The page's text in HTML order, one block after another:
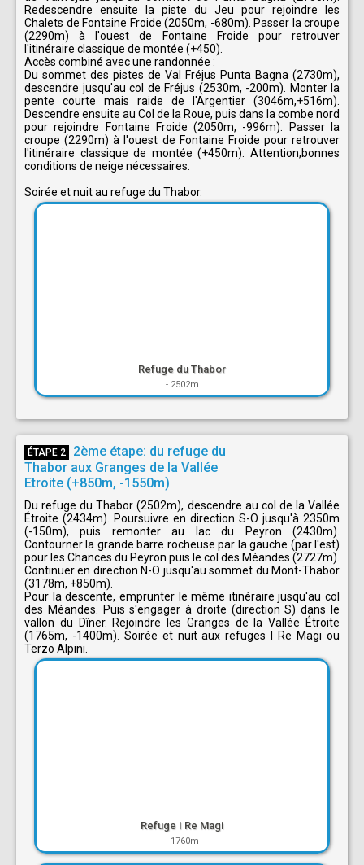
Redescendre ensuite la piste du Jeu pour rejoindre les
Chalets de Fontaine Froide (2050m, -680m). Passer la croupe
(2290m) à l'ouest de Fontaine Froide pour retrouver
l'itinéraire classique de montée (+450).
Accès combiné avec une randonnée :
Du sommet des pistes de Val Fréjus Punta Bagna (2730m),
descendre jusqu'au col de Fréjus (2530m, -200m). Monter la
pente courte mais raide de l'Argentier (3046m,+516m).
Descendre ensuite au Col de la Roue, puis dans la combe nord
pour rejoindre Fontaine Froide (2050m, -996m). Passer la
croupe (2290m) à l'ouest de Fontaine Froide pour retrouver
l'itinéraire classique de montée (+450m). Attention,bonnes
conditions de neige nécessaires.
Soirée et nuit au refuge du Thabor.
Refuge du Thabor
- 2502m
ÉTAPE 2
2ème étape: du refuge du
Thabor aux Granges de la Vallée
Etroite (+850m, -1550m)
Du refuge du Thabor (2502m), descendre au col de la Vallée
Étroite (2434m). Poursuivre en direction S-O jusqu'à 2350m
(-150m), puis remonter au lac du Peyron (2430m).
Contourner la grande barre rocheuse par la gauche (par l'est)
pour les Chances du Peyron puis le col des Méandes (2727m).
Continuer en direction N-O jusqu'au sommet du Mont-Thabor
(3178m, +850m).
Pour la descente, emprunter le même itinéraire jusqu'au col
des Méandes. Puis s'engager à droite (direction S) dans le
vallon du Dîner. Rejoindre les Granges de la Vallée Étroite
(1765m, -1400m). Soirée et nuit aux refuges I Re Magi ou
Terzo Alpini.
Refuge I Re Magi
- 1760m